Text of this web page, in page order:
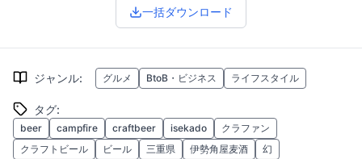
一括ダウンロード
ジャンル: グルメ BtoB・ビジネス ライフスタイル
タグ:
beer campfire craftbeer isekado
クラファン
クラフトビール
ビール 三重県 伊勢角屋麦酒 幻